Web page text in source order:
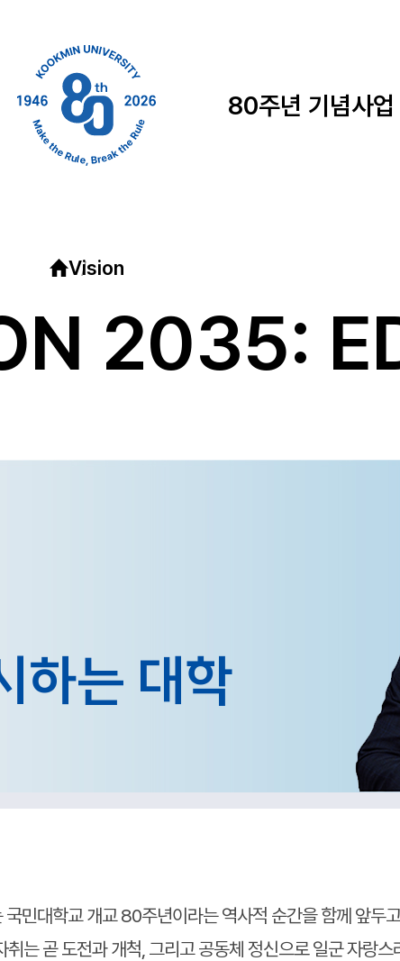
80주년 기념사업
Vision
2035:
하는 대학
국민대학교 개교 80주년이라는 역사적 순간을 함께 앞두
는 곧 도전과 개척, 그리고 공동체 정신으로 일군 자랑